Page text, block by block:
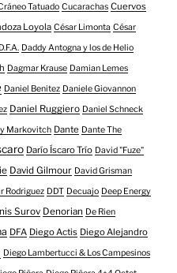
Tatuado Cucarachas Cuervos
Loyola César Limonta César
D.F.A. Daddy Antogna y los de Helio
Dagmar Krause Damian Lemes
Daniel Benitez Daniele Giovannon
Daniel Ruggiero Daniel Schneck
Markovitch Dante Dante The
Darío Íscaro Trío David "Fuze"
David Gilmour David Grisman
Rodriguez DDT Decuajo Deep Energy
Surov Denorian De Rien
DFA Diego Actis Diego Alejandro
Diego Lambertucci & Los Campesinos